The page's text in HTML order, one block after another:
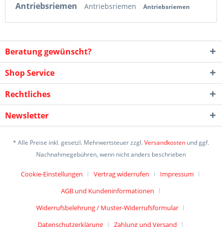
Antriebsriemen Antriebsriemen Antriebsriemen
Beratung gewünscht?
Shop Service
Rechtliches
Newsletter
* Alle Preise inkl. gesetzl. Mehrwertsteuer zzgl.Versandkosten und ggf.
Nachnahmegebühren, wenn nicht anders beschrieben
Cookie-Einstellungen Vertrag widerrufen
Impressum
AGB und Kundeninformationen
Widerrufsbelehrung / Muster-Widerrufsformular
Datenschutzerklärung
Zahlung und Versand